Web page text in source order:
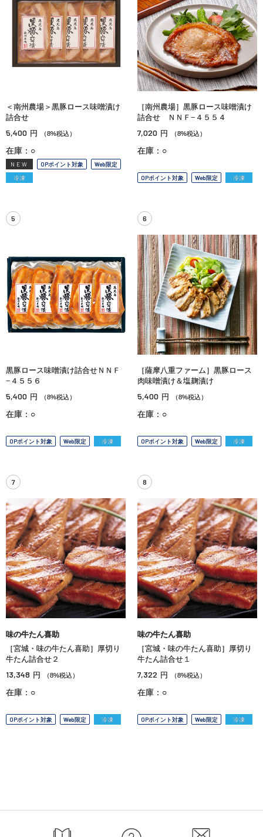
＜南州農場＞黒豚ロース味噌漬け
詰合せ
5,400 円 （8%税込）
在庫：○
NEW OPポイント対象
Web限定
冷凍
［南州農場］黒豚ロース味噌漬け
詰合せ ＮＮＦ−４５５４
7,020 円 （8%税込）
在庫：○
OPポイント対象 Web限定 冷凍
5
黒豚ロース味噌漬け詰合せＮＮＦ
−４５５６
5,400 円 （8%税込）
在庫：○
OPポイント対象 Web限定 冷凍
6
［薩摩八重ファーム］黒豚ロース
肉味噌漬け＆塩麹漬け
5,400 円 （8%税込）
在庫：○
OPポイント対象 Web限定 冷凍
7
味の牛たん喜助
［宮城・味の牛たん喜助］厚切り
牛たん詰合せ２
13,348 円 （8%税込）
在庫：○
OPポイント対象 Web限定 冷凍
8
味の牛たん喜助
［宮城・味の牛たん喜助］厚切り
牛たん詰合せ１
7,322 円 （8%税込）
在庫：○
OPポイント対象 Web限定 冷凍